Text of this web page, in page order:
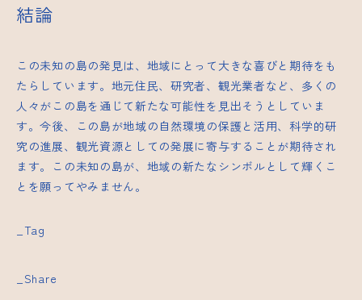
結論
この未知の島の発見は、地域にとって大きな喜びと期待をも
たらしています。地元住民、研究者、観光業者など、多くの
人々がこの島を通じて新たな可能性を見出そうとしていま
す。今後、この島が地域の自然環境の保護と活用、科学的研
究の進展、観光資源としての発展に寄与することが期待され
ます。この未知の島が、地域の新たなシンボルとして輝くこ
とを願ってやみません。
_Tag
_Share